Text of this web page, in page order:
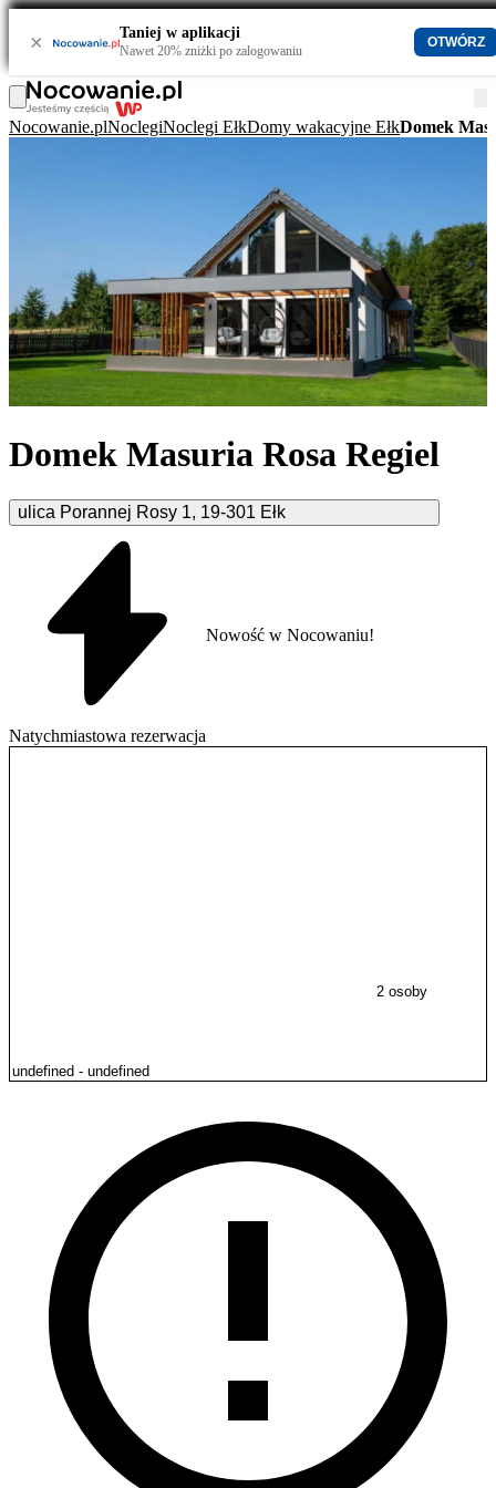
× Taniej w aplikacji
Nawet 20% zniżki po zalogowaniu
OTWÓRZ
Nocowanie.plNoclegiNoclegi EłkDomy wakacyjne EłkDomek
Domek Masuria Rosa Regiel
ulica Porannej Rosy 1, 19-301 Ełk
Natychmiastowa rezerwacja
Nowość w Nocowaniu!
2 osoby